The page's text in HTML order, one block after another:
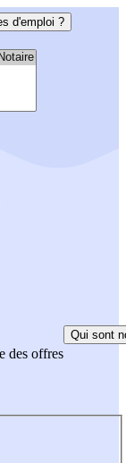
d'emploi ?
des offres
Qui sont